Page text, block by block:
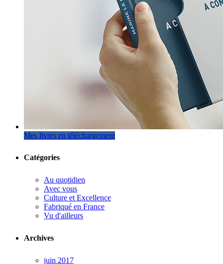
Mes livres en téléchargement
Catégories
Au quotidien
Avec vous
Culture et Excellence
Fabriqué en France
Vu d'ailleurs
Archives
juin 2017